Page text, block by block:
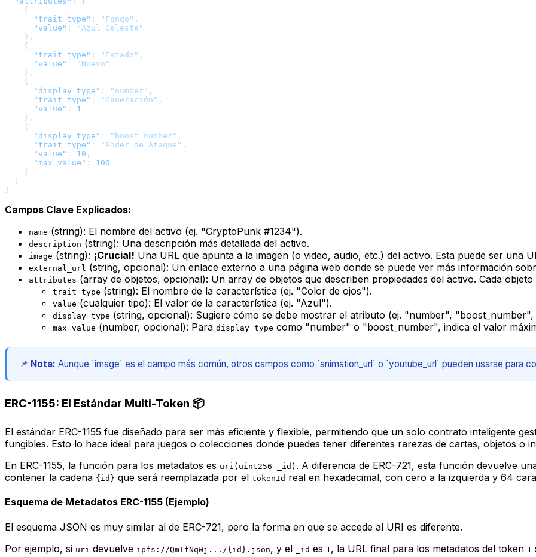
{
"trait_type" : "Fondo" ,
"value" :
"Azul Celeste"
} ,
{
"trait_type" : "Estado" ,
"value" :
"Nuevo"
} ,
{
"display_type" : "number" ,
"trait_type" : "Generación" ,
"value" :
1
} ,
{
"display_type" : "boost_number" ,
"trait_type" : "Poder de Ataque" ,
"value" : 10 ,
"max_value" :
100
}
}
Campos Clave Explicados:
name (string): El nombre del activo (ej. "CryptoPunk #1234").
description (string): Una descripción más detallada del activo.
image (string): ¡Crucial! Una URL que apunta a la imagen (o video, audio, etc.) del activo. Esta puede ser una
external_url (string, opcional): Un enlace externo a una página web donde se puede ver más información
attributes (array de objetos, opcional): Un array de objetos que describen propiedades del activo. Cada objeto
trait_type (string): El nombre de la característica (ej. "Color de ojos").
value (cualquier tipo): El valor de la característica (ej. "Azul").
display_type (string, opcional): Sugiere cómo se debe mostrar el atributo (ej. "number",
max_value (number, opcional): Para display_type como "number" o "boost_number", indica el valor
📌 Nota: Aunque `image` es el campo más común, otros campos como `animation_url` o `youtube_url` pueden usarse para
ERC-1155: El Estándar Multi-Token 📦
El estándar ERC-1155 fue diseñado para ser más eficiente y flexible, permitiendo que un solo contrato inteligente
fungibles. Esto lo hace ideal para juegos o colecciones donde puedes tener diferentes rarezas de cartas, objetos o
En ERC-1155, la función para los metadatos es uri(uint256 _id) . A diferencia de ERC-721, esta función devuelve
contener la cadena {id} que será reemplazada por el tokenId real en hexadecimal, con cero a la izquierda y 64
Esquema de Metadatos ERC-1155 (Ejemplo)
El esquema JSON es muy similar al de ERC-721, pero la forma en que se accede al URI es diferente.
Por ejemplo, si uri devuelve ipfs://QmTfNqWj.../{id}.json, y el _id es 1 , la URL final para los metadatos del token 1